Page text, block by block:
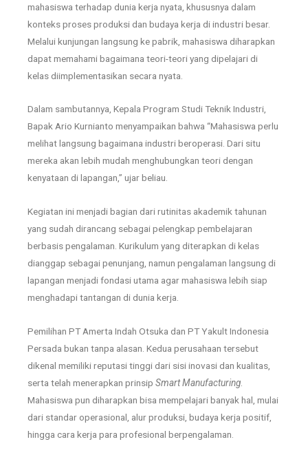
mahasiswa terhadap dunia kerja nyata, khususnya dalam
konteks proses produksi dan budaya kerja di industri besar.
Melalui kunjungan langsung ke pabrik, mahasiswa diharapkan
dapat memahami bagaimana teori-teori yang dipelajari di
kelas diimplementasikan secara nyata.
Dalam sambutannya, Kepala Program Studi Teknik Industri,
Bapak Ario Kurnianto menyampaikan bahwa “Mahasiswa perlu
melihat langsung bagaimana industri beroperasi. Dari situ
mereka akan lebih mudah menghubungkan teori dengan
kenyataan di lapangan,” ujar beliau.
Kegiatan ini menjadi bagian dari rutinitas akademik tahunan
yang sudah dirancang sebagai pelengkap pembelajaran
berbasis pengalaman. Kurikulum yang diterapkan di kelas
dianggap sebagai penunjang, namun pengalaman langsung di
lapangan menjadi fondasi utama agar mahasiswa lebih siap
menghadapi tantangan di dunia kerja.
Pemilihan PT Amerta Indah Otsuka dan PT Yakult Indonesia
Persada bukan tanpa alasan. Kedua perusahaan tersebut
dikenal memiliki reputasi tinggi dari sisi inovasi dan kualitas,
serta telah menerapkan prinsip Smart Manufacturing.
Mahasiswa pun diharapkan bisa mempelajari banyak hal, mulai
dari standar operasional, alur produksi, budaya kerja positif,
hingga cara kerja para profesional berpengalaman.